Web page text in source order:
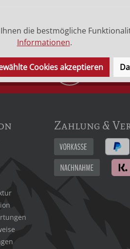
BERATUNG
Zahlung &
die bestmögliche
Informationen.
Cookies akzeptieren